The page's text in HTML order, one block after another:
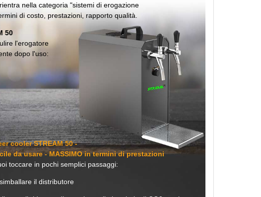
cooler STREAM 50 -
da usare - MASSIMO in termini di prestazioni
toccare in pochi semplici passaggi:
il distributore
nella categoria "sistemi di erogazione
di costo, prestazioni, rapporto qualità.
50
l'erogatore
dopo l'uso: